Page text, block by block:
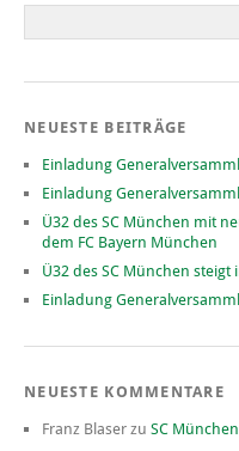
NEUESTE BEITRÄGE
Einladung
Einladung
Ü32 des SC München mit
dem FC Bayern München
Ü32 des SC München
Einladung
NEUESTE KOMMENTARE
Franz Blaser zu SC